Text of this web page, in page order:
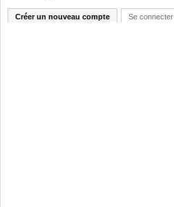
Créer un nouveau compte Se connecter